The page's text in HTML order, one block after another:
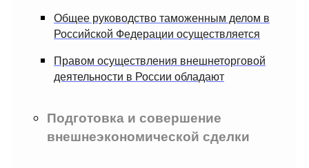
Общее руководство таможенным делом в
Российской Федерации осуществляется
Правом осуществления внешнеторговой
деятельности в России обладают
Подготовка и совершение
внешнеэкономической сделки